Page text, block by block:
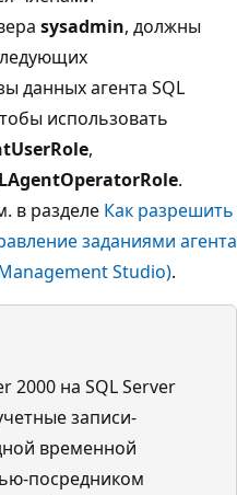
sysadmin, должны
данных агента SQL
использовать
,
.
в разделе Как разрешить
заданиями агента
Studio).
2000 на SQL Server
записи-
временной
посредником